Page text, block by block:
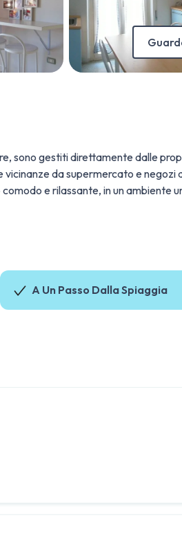
sono gestiti direttamente dalle
da supermercato e negozi
e rilassante, in un ambiente
A Un Passo Dalla Spiaggia